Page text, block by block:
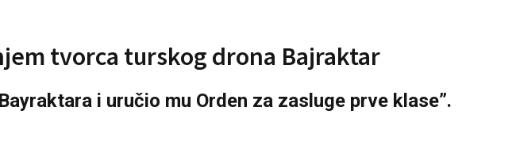
tvorca turskog drona Bajraktar
i uručio mu Orden za zasluge prve klase”.